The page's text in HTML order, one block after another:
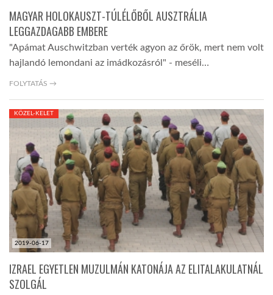
MAGYAR HOLOKAUSZT-TÚLÉLŐBŐL AUSZTRÁLIA
LEGGAZDAGABB EMBERE
"Apámat Auschwitzban verték agyon az őrök, mert nem volt
hajlandó lemondani az imádkozásról" - meséli…
FOLYTATÁS →
2019-06-17
KÖZEL-KELET
IZRAEL EGYETLEN MUZULMÁN KATONÁJA AZ ELITALAKULATNÁL
SZOLGÁL